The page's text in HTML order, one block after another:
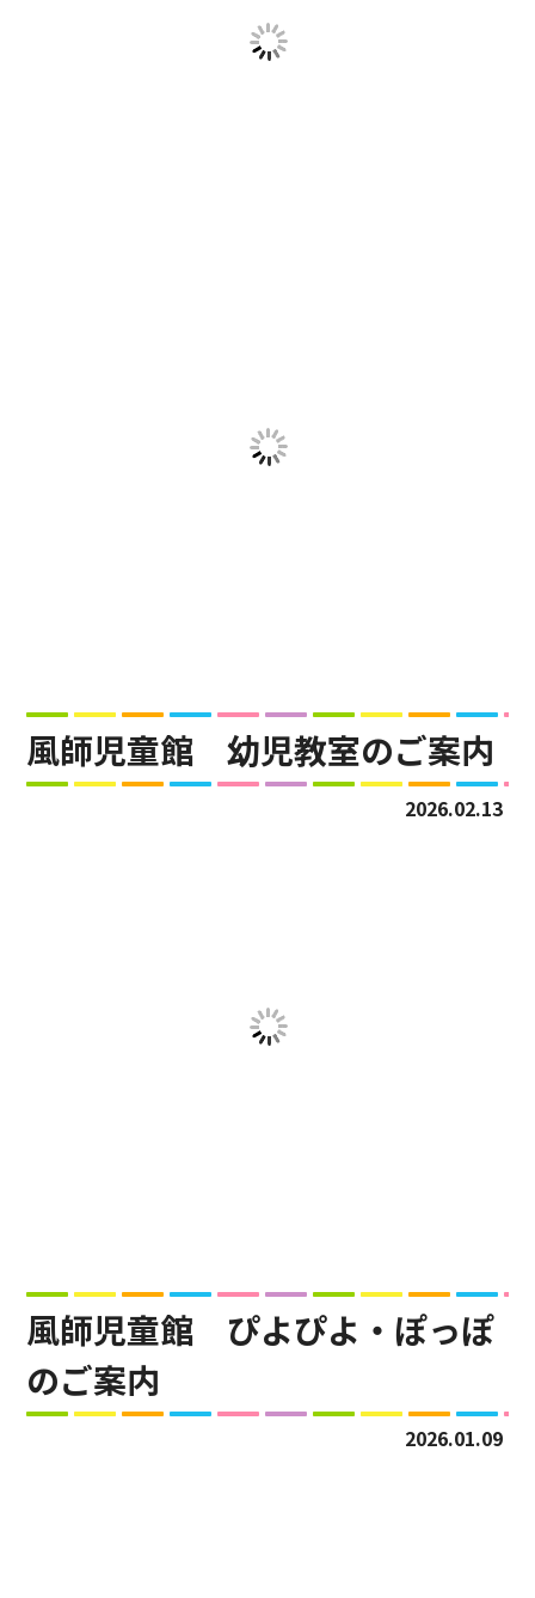
風師児童館 幼児教室のご案内
2026.02.13
風師児童館 ぴよぴよ・ぽっぽ
のご案内
2026.01.09